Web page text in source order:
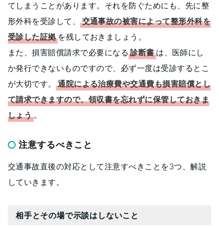
てしまうことがあります。それを防ぐためにも、先に整
形外科を受診して、交通事故の被害によって整形外科を
受診した証拠 を残しておきましょう。
また、損害賠償請求で必要になる診断書 は、医師にし
か発行できないものですので、必ず一度は受診するとこ
が大切です。
通院による治療費や交通費も損害賠償とし
て請求できますので、領収書を忘れずに保管しておきま
しょう。
注意するべきこと
交通事故直後の対応として注意すべきことを3つ、解説
していきます。
相手とその場で示談はしないこと